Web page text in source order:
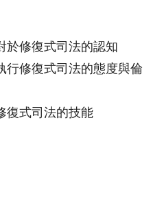
於修復式司法的認知
行修復式司法的態度與倫
復式司法的技能